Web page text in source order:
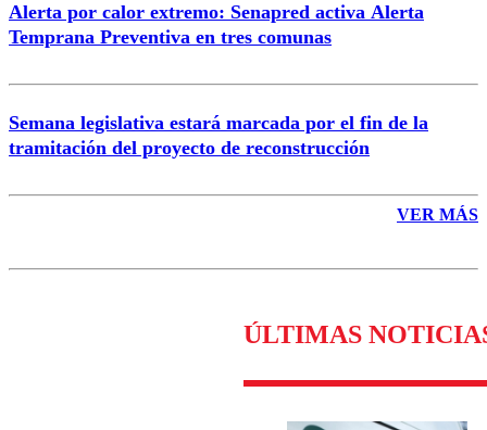
Alerta por calor extremo: Senapred activa Alerta
Temprana Preventiva en tres comunas
Semana legislativa estará marcada por el fin de la
tramitación del proyecto de reconstrucción
VER MÁS
ÚLTIMAS